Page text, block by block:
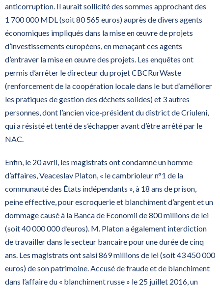
anticorruption. Il aurait sollicité des sommes approchant des
1 700 000 MDL (soit 80 565 euros) auprès de divers agents
économiques impliqués dans la mise en œuvre de projets
d’investissements européens, en menaçant ces agents
d’entraver la mise en œuvre des projets. Les enquêtes ont
permis d’arrêter le directeur du projet CBCRurWaste
(renforcement de la coopération locale dans le but d’améliorer
les pratiques de gestion des déchets solides) et 3 autres
personnes, dont l’ancien vice-président du district de Criuleni,
qui a résisté et tenté de s’échapper avant d’être arrêté par le
NAC.
Enfin, le 20 avril, les magistrats ont condamné un homme
d’affaires, Veaceslav Platon, « le cambrioleur n°1 de la
communauté des États indépendants », à 18 ans de prison,
peine effective, pour escroquerie et blanchiment d’argent et un
dommage causé à la Banca de Economii de 800 millions de lei
(soit 40 000 000 d’euros). M. Platon a également interdiction
de travailler dans le secteur bancaire pour une durée de cinq
ans. Les magistrats ont saisi 869 millions de lei (soit 43 450 000
euros) de son patrimoine. Accusé de fraude et de blanchiment
dans l’affaire du « blanchiment russe » le 25 juillet 2016, un